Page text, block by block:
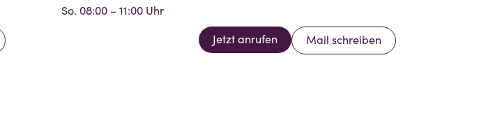
So. 08:00 – 11:00 Uhr
Mail schreiben
Jetzt anrufen